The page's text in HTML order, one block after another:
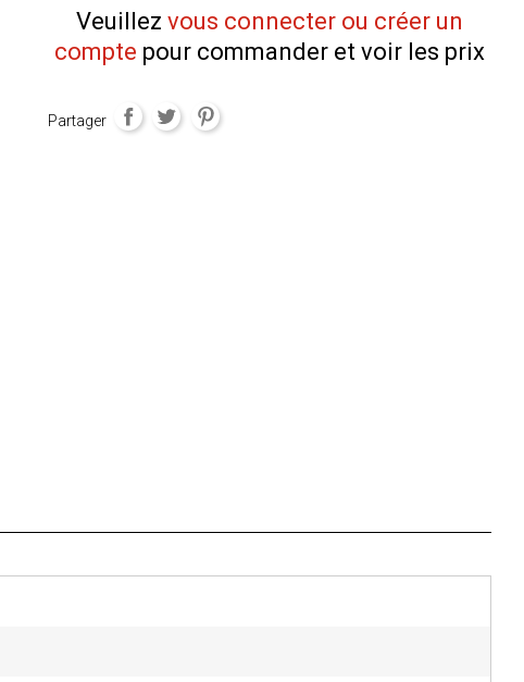
Veuillez vous connecter ou créer un
compte pour commander et voir les prix
Partager